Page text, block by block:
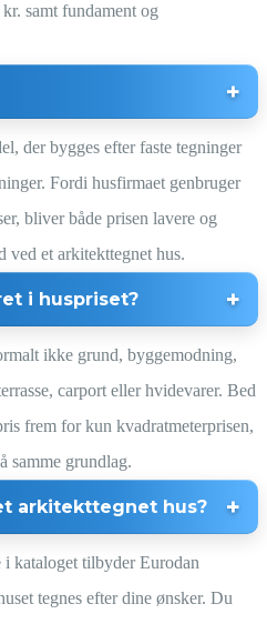
samt fundament og
der bygges efter faste tegninger
Fordi husfirmaet genbruger
bliver både prisen lavere og
ved et arkitekttegnet hus.
i huspriset?
ikke grund, byggemodning,
carport eller hvidevarer. Bed
frem for kun kvadratmeterprisen,
samme grundlag.
arkitekttegnet hus?
i kataloget tilbyder Eurodan
tegnes efter dine ønsker. Du